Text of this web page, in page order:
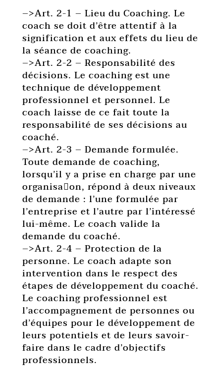
–>Art. 2-1 – Lieu du Coaching. Le
coach se doit d’être attentif à la
signification et aux effets du lieu de
la séance de coaching.
–>Art. 2-2 – Responsabilité des
décisions. Le coaching est une
technique de développement
professionnel et personnel. Le
coach laisse de ce fait toute la
responsabilité de ses décisions au
coaché.
–>Art. 2-3 – Demande formulée.
Toute demande de coaching,
lorsqu’il y a prise en charge par une
organisa􏰀on, répond à deux niveaux
de demande : l’une formulée par
l’entreprise et l’autre par l’intéressé
lui-même. Le coach valide la
demande du coaché.
–>Art. 2-4 – Protection de la
personne. Le coach adapte son
intervention dans le respect des
étapes de développement du coaché.
Le coaching professionnel est
l’accompagnement de personnes ou
d’équipes pour le développement de
leurs potentiels et de leurs savoir-
faire dans le cadre d’objectifs
professionnels.